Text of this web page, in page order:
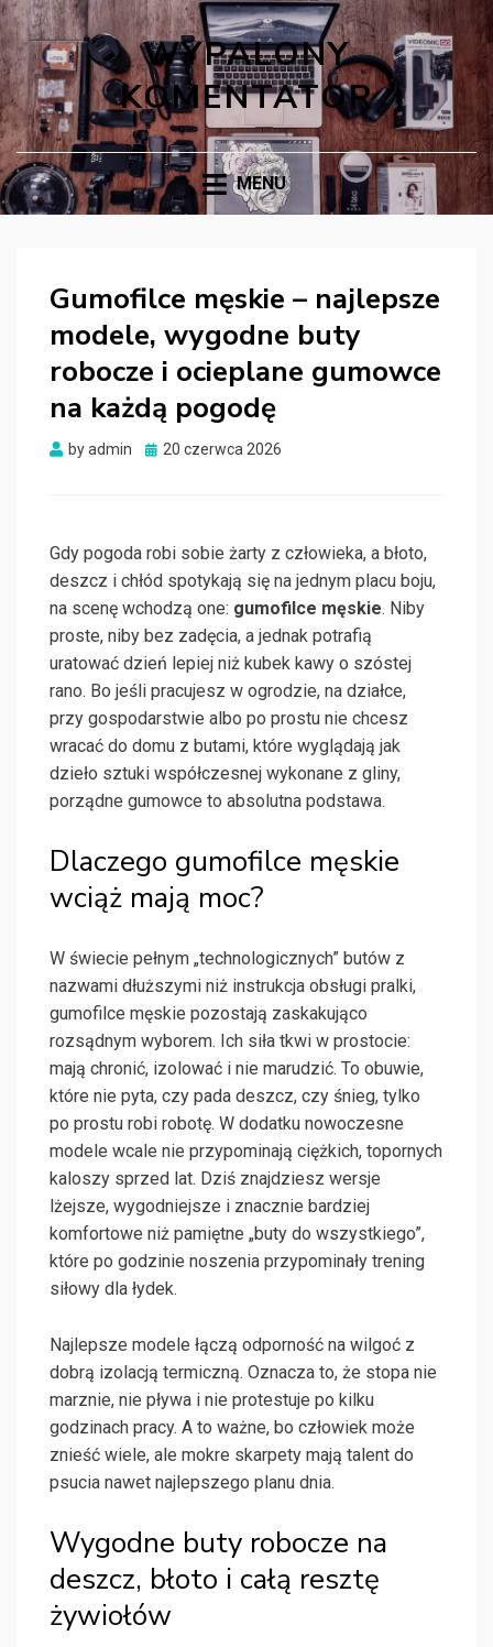
WYPALONY
KOMENTATOR
MENU
Gumofilce męskie – najlepsze
modele, wygodne buty
robocze i ocieplane gumowce
na każdą pogodę
byadmin
Posted
20 czerwca 2026
Gdy pogoda robi sobie żarty z człowieka, a błoto,
deszcz i chłód spotykają się na jednym placu boju,
na scenę wchodzą one: gumofilce męskie. Niby
proste, niby bez zadęcia, a jednak potrafią
uratować dzień lepiej niż kubek kawy o szóstej
rano. Bo jeśli pracujesz w ogrodzie, na działce,
przy gospodarstwie albo po prostu nie chcesz
wracać do domu z butami, które wyglądają jak
dzieło sztuki współczesnej wykonane z gliny,
porządne gumowce to absolutna podstawa.
Dlaczego gumofilce męskie
wciąż mają moc?
W świecie pełnym „technologicznych” butów z
nazwami dłuższymi niż instrukcja obsługi pralki,
gumofilce męskie pozostają zaskakująco
rozsądnym wyborem. Ich siła tkwi w prostocie:
mają chronić, izolować i nie marudzić. To obuwie,
które nie pyta, czy pada deszcz, czy śnieg, tylko
po prostu robi robotę. W dodatku nowoczesne
modele wcale nie przypominają ciężkich, topornych
kaloszy sprzed lat. Dziś znajdziesz wersje
lżejsze, wygodniejsze i znacznie bardziej
komfortowe niż pamiętne „buty do wszystkiego”,
które po godzinie noszenia przypominały trening
siłowy dla łydek.
Najlepsze modele łączą odporność na wilgoć z
dobrą izolacją termiczną. Oznacza to, że stopa nie
marznie, nie pływa i nie protestuje po kilku
godzinach pracy. A to ważne, bo człowiek może
znieść wiele, ale mokre skarpety mają talent do
psucia nawet najlepszego planu dnia.
Wygodne buty robocze na
deszcz, błoto i całą resztę
żywiołów